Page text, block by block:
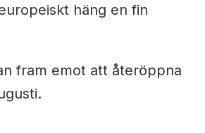
häng en fin
fram emot att återöppna